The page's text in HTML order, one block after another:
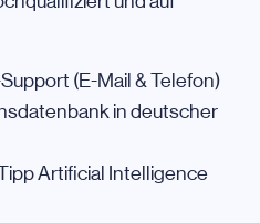
(E-Mail & Telefon)
in deutscher
Artificial Intelligence